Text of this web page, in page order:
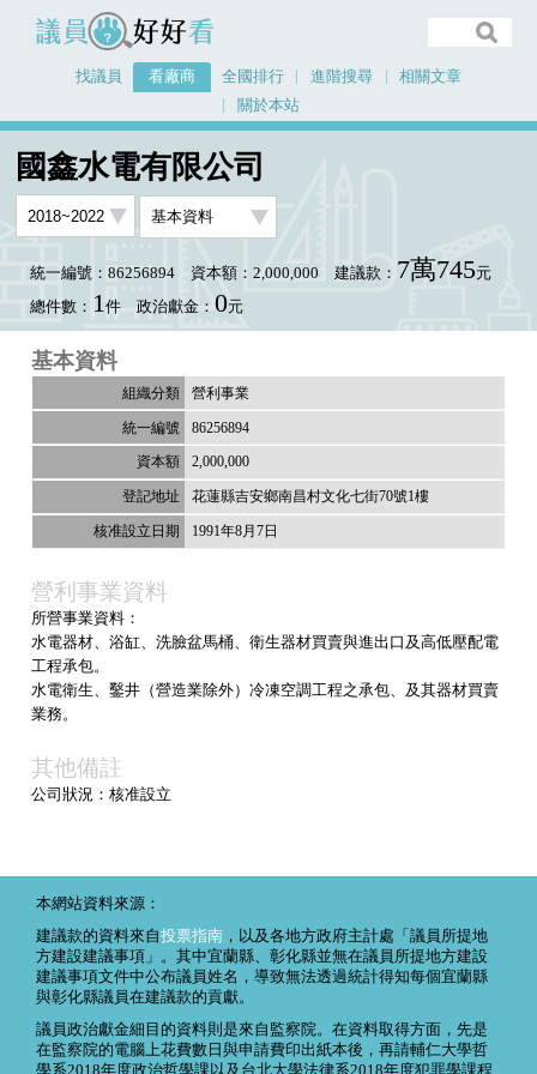
議員好好看
找議員 看廠商 全國排行 進階搜尋
相關文章
關於本站
國鑫水電有限公司
統一編號：86256894 資本額：2,000,000 建議款： 7萬745元
總件數： 1件 政治獻金： 0元
基本資料
營利事業
86256894
2,000,000
花蓮縣吉安鄉南昌村文化七街70號1樓
1991年8月7日
營利事業資料
所營事業資料：
水電器材、浴缸、洗臉盆馬桶、衛生器材買賣與進出口及高低壓配電
工程承包。
水電衛生、鑿井（營造業除外）冷凍空調工程之承包、及其器材買賣
業務。
其他備註
公司狀況：核准設立
本網站資料來源：
建議款的資料來自投票指南 ，以及各地方政府主計處「議員所提地
方建設建議事項」。其中宜蘭縣、彰化縣並無在議員所提地方建設
建議事項文件中公布議員姓名，導致無法透過統計得知每個宜蘭縣
與彰化縣議員在建議款的貢獻。
議員政治獻金細目的資料則是來自監察院。在資料取得方面，先是
在監察院的電腦上花費數日與申請費印出紙本後，再請輔仁大學哲